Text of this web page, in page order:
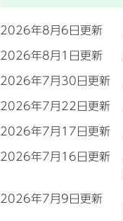
2026年8月6日更新
2026年8月1日更新
2026年7月30日更新
2026年7月22日更新
2026年7月17日更新
2026年7月16日更新
2026年7月9日更新